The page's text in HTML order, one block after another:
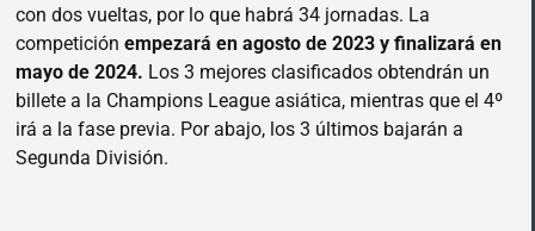
con dos vueltas, por lo que habrá 34 jornadas. La
competición empezará en agosto de 2023 y finalizará en
mayo de 2024. Los 3 mejores clasificados obtendrán un
billete a la Champions League asiática, mientras que el 4º
irá a la fase previa. Por abajo, los 3 últimos bajarán a
Segunda División.